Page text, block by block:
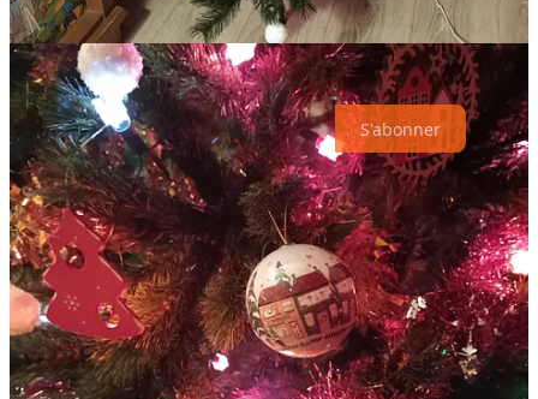
A bientôt !
Savon
S'abonner
c’est prévu pour cette semaine
2
les années 80 et leur sens unique du style !
8